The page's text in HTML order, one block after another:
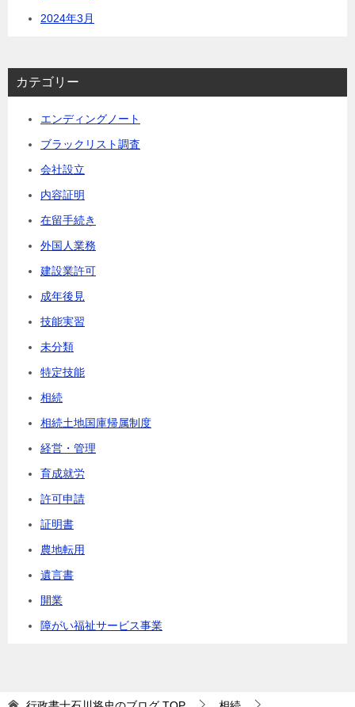
2024年3月
カテゴリー
エンディングノート
ブラックリスト調査
会社設立
内容証明
在留手続き
外国人業務
建設業許可
成年後見
技能実習
未分類
特定技能
相続
相続土地国庫帰属制度
経営・管理
育成就労
許可申請
証明書
農地転用
遺言書
開業
障がい福祉サービス事業